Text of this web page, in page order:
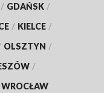
/ GDAŃSK /
/ KIELCE /
OLSZTYN /
/
WROCŁAW